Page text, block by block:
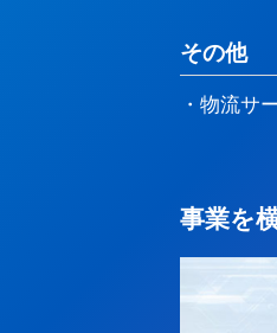
その他
・物流サ
事業を